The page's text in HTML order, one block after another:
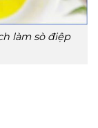
làm sò điệp